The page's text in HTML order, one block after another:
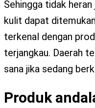
Sehingga tidak
kulit dapat
terkenal dengan
terjangkau. Daerah
sana jika sedang
Produk